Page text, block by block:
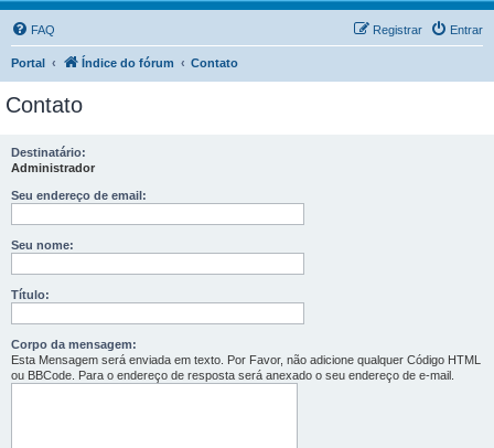
FAQ Entrar
Registrar
Portal Índice do fórum Contato
Contato
Destinatário:
Administrador
Seu endereço de email:
Seu nome:
Título:
Corpo da mensagem:
Esta Mensagem será enviada em texto. Por Favor, não adicione qualquer Código HTML
ou BBCode. Para o endereço de resposta será anexado o seu endereço de e-mail.